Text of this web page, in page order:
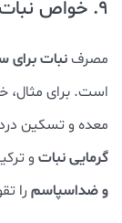
9. خواص نبات داغ برای معده درد و دل درد
مصرفنبات برای
است. برای مثال،
معده و تسکین
گرمایی نبات و
و ضداسپاسم را